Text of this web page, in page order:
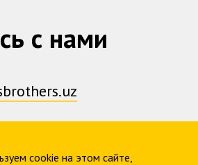
с нами
заявку
cookie на этом сайте,